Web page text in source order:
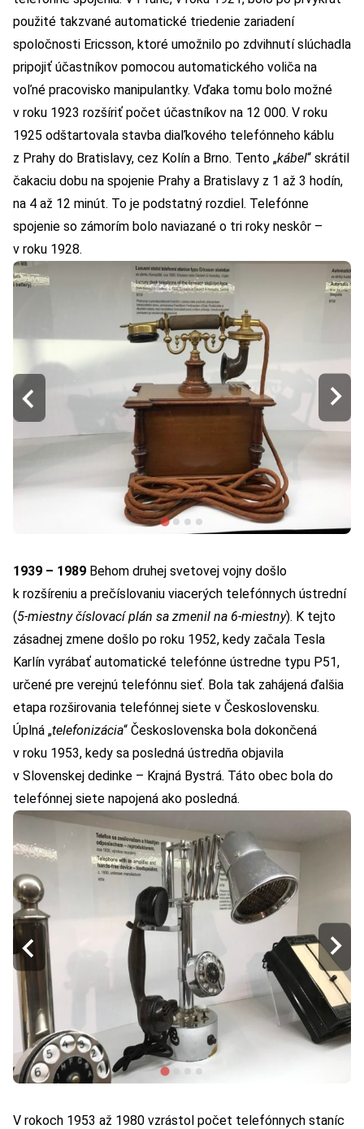
použité takzvané automatické triedenie zariadení
spoločnosti Ericsson, ktoré umožnilo po zdvihnutí slúchadla
pripojiť účastníkov pomocou automatického voliča na
voľné pracovisko manipulantky. Vďaka tomu bolo možné
v roku 1923 rozšíriť počet účastníkov na 12 000. V roku
1925 odštartovala stavba diaľkového telefónneho káblu
z Prahy do Bratislavy, cez Kolín a Brno. Tento „kábel“ skrátil
čakaciu dobu na spojenie Prahy a Bratislavy z 1 až 3 hodín,
na 4 až 12 minút. To je podstatný rozdiel. Telefónne
spojenie so zámorím bolo naviazané o tri roky neskôr –
v roku 1928.
1939 – 1989 Behom druhej svetovej vojny došlo
k rozšíreniu a prečíslovaniu viacerých telefónnych ústrední
(5-miestny číslovací plán sa zmenil na 6-miestny). K tejto
zásadnej zmene došlo po roku 1952, kedy začala Tesla
Karlín vyrábať automatické telefónne ústredne typu P51,
určené pre verejnú telefónnu sieť. Bola tak zahájená ďalšia
etapa rozširovania telefónnej siete v Československu.
Úplná „telefonizácia“ Československa bola dokončená
v roku 1953, kedy sa posledná ústredňa objavila
v Slovenskej dedinke – Krajná Bystrá. Táto obec bola do
telefónnej siete napojená ako posledná.
V rokoch 1953 až 1980 vzrástol počet telefónnych staníc